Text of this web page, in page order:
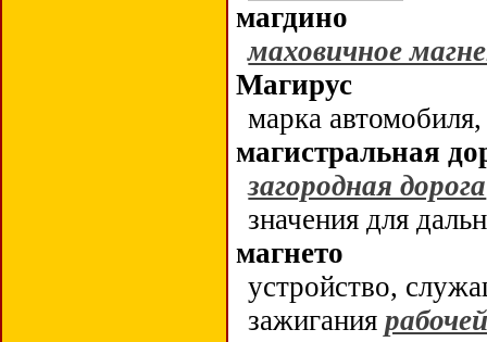
магдино
маховичное
Магирус
марка
магистральная
загородная дорога
значения для
магнето
устройство,
зажигания